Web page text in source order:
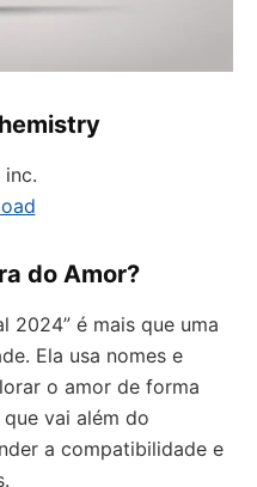
inc.
do Amor?
2024” é mais que uma
Ela usa nomes e
o amor de forma
vai além do
a compatibilidade e